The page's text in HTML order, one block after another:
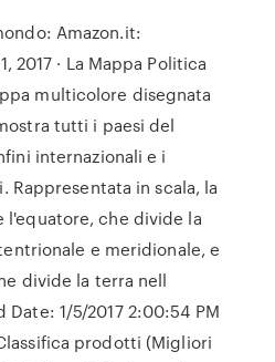
Amazon.it:
2017 · La Mappa Politica
multicolore disegnata
tutti i paesi del
internazionali e i
in scala, la
l'equatore, che divide la
e meridionale, e
divide la terra nell
1/5/2017 2:00:54 PM
prodotti (Migliori